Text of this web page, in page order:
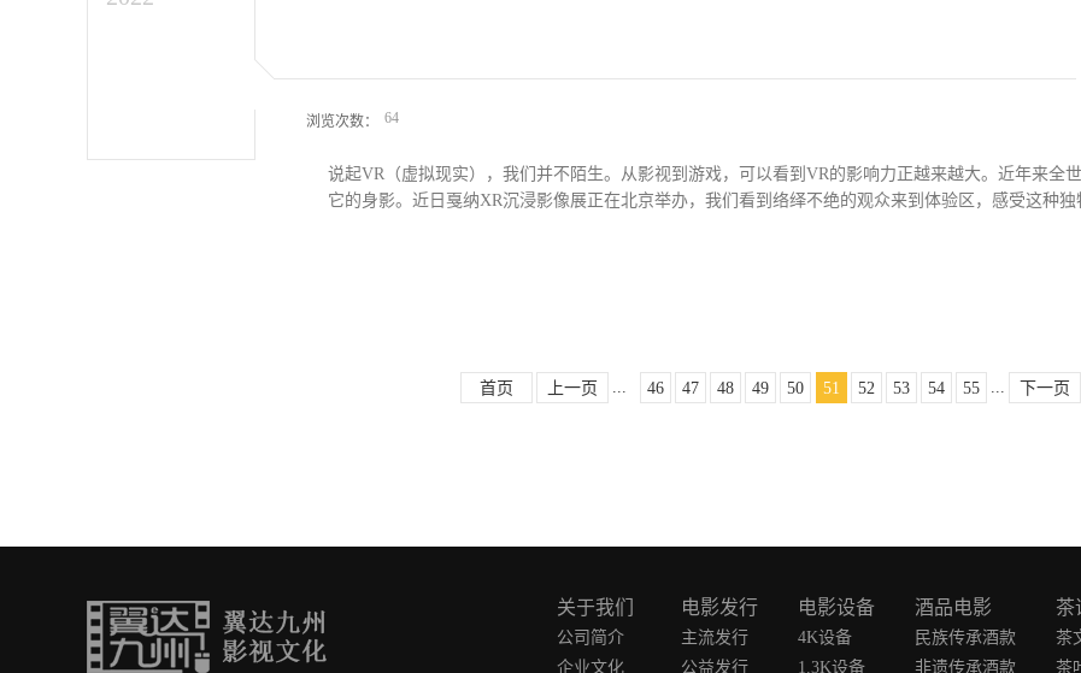
独特之路；M³电影城堡结合东西方文化主题概念，仿造千年前的玛雅文明建造，在影院+文旅上走出
影院——永汉电影院也在历经100天的升级改造后，以电影生活空...
说起VR（虚拟现实），我们并不陌生。从影视到游戏，可以看到VR的影响力正越来越大。近年来全
它的身影。近日戛纳XR沉浸影像展正在北京举办，我们看到络绎不绝的观众来到体验区，感受这种
在一个小型的迷宫中，去发现故事。在一个不经意的转身会发现我通过转身，把自己带到了一个新
浏览次数： 64
首页 上一页 ... 46 47 48 49 50 51 52 53 54 55 ... 下一页
关于我们
公司简介
企业文化
电影发行
主流发行
公益发行
电影设备
4K设备
1.3K设备
酒品电影
民族传承酒款
非遗传承酒款
茶
茶
茶